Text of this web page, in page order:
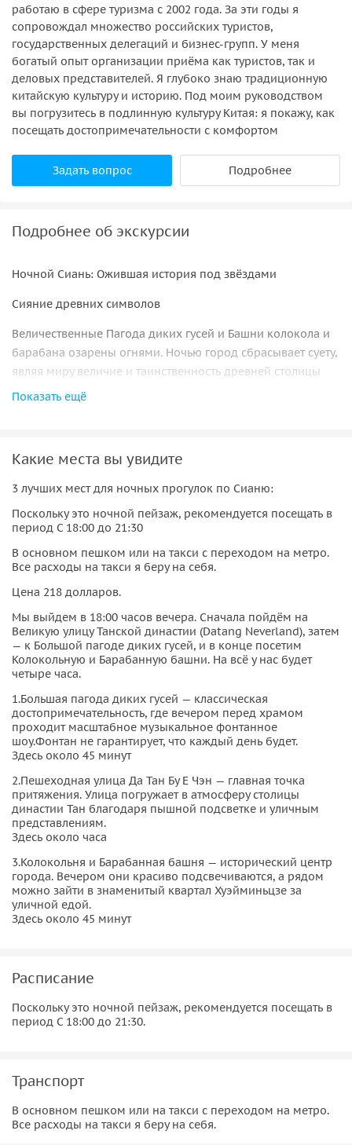
работаю в сфере туризма с 2002 года. За эти годы я
сопровождал множество российских туристов,
государственных делегаций и бизнес-групп. У меня
богатый опыт организации приёма как туристов, так и
деловых представителей. Я глубоко знаю традиционную
китайскую культуру и историю. Под моим руководством
вы погрузитесь в подлинную культуру Китая: я покажу, как
посещать достопримечательности с комфортом
Задать вопрос Подробнее
Подробнее об экскурсии
Ночной Сиань: Ожившая история под звёздами
Сияние древних символов
Величественные Пагода диких гусей и Башни колокола и
барабана озарены огнями. Ночью город сбрасывает суету,
являя миру величие и таинственность древней столицы
эпохи Тан.
во времени. Архитектура династии Тан, ослепительный
свет и уличные шоу создают эффект полного присутствия
в истории.
Зрелищное шоу фонтанов
Грандиозное музыкальное фонтанное шоу на Северной
площади завораживает танцем воды и света
. А рядом — атмосферные бесплатные уличные
выступления.
Гастрономическое приключение
Ночной Мусульманский квартал — сердце
гастрономической жизни. Погрузитесь в ароматы специй,
попробуйте легендарный
янроу паомо
и ощутите настоящий дух Сианя.
Показать ещё
Какие места вы увидите
3 лучших мест для ночных прогулок по Сианю:
Поскольку это ночной пейзаж, рекомендуется посещать в
период С 18:00 до 21:30
В основном пешком или на такси с переходом на метро.
Все расходы на такси я беру на себя.
Цена 218 долларов.
Мы выйдем в 18:00 часов вечера. Сначала пойдём на
Великую улицу Танской династии (Datang Neverland), затем
— к Большой пагоде диких гусей, и в конце посетим
Колокольную и Барабанную башни. На всё у нас будет
четыре часа.
1.Большая пагода диких гусей — классическая
достопримечательность, где вечером перед храмом
проходит масштабное музыкальное фонтанное
шоу.Фонтан не гарантирует, что каждый день будет.
Здесь около 45 минут
2.Пешеходная улица Да Тан Бу Е Чэн — главная точка
притяжения. Улица погружает в атмосферу столицы
династии Тан благодаря пышной подсветке и уличным
представлениям.
Здесь около часа
3.Колокольня и Барабанная башня — исторический центр
города. Вечером они красиво подсвечиваются, а рядом
можно зайти в знаменитый квартал Хуэйминьцзе за
уличной едой.
Здесь около 45 минут
Расписание
Поскольку это ночной пейзаж, рекомендуется посещать в
период С 18:00 до 21:30.
Транспорт
В основном пешком или на такси с переходом на метро.
Все расходы на такси я беру на себя.